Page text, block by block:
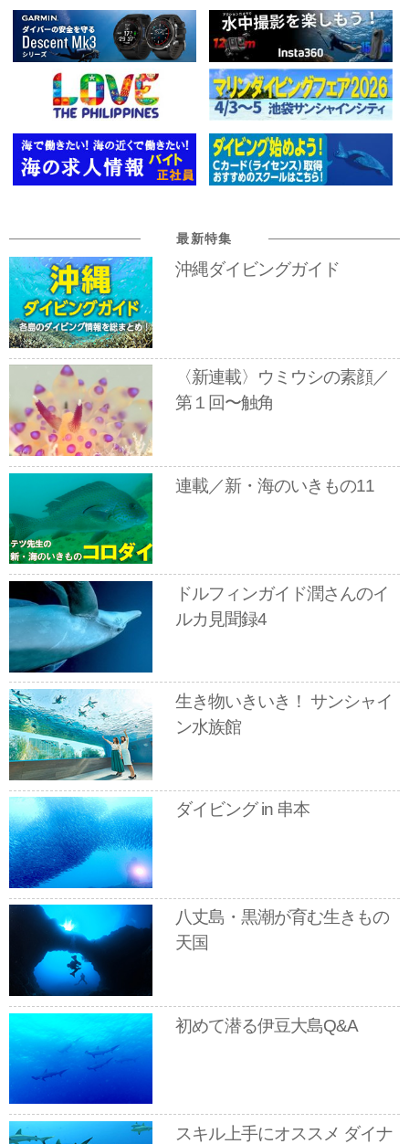
最新特集
沖縄ダイビングガイド
〈新連載〉ウミウシの素顔／
第１回〜触角
連載／新・海のいきもの11
ドルフィンガイド潤さんのイ
ルカ見聞録4
生き物いきいき！ サンシャイ
ン水族館
ダイビング in 串本
八丈島・黒潮が育む生きもの
天国
初めて潜る伊豆大島Q&A
スキル上手にオススメ ダイナ